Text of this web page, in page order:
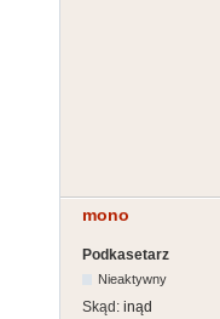
mono
Podkasetarz
Nieaktywny
Skąd: inąd